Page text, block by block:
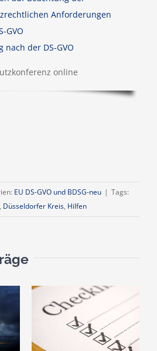
Anforderungen
GVO
nach der DS-GVO
online
EU DS-GVO und BDSG-neu | Tags:
, Düsseldorfer Kreis, Hilfen